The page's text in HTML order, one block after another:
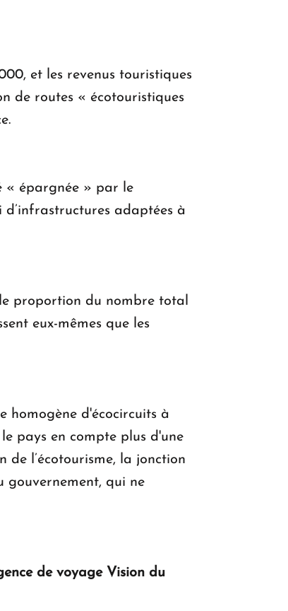
et les revenus touristiques
de routes « écotouristiques
« épargnée » par le
d’infrastructures adaptées à
proportion du nombre total
eux-mêmes que les
homogène d'écocircuits à
pays en compte plus d'une
de l’écotourisme, la jonction
gouvernement, qui ne
de voyage Vision du